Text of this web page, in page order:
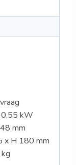
0,55 kW
mm
x H 180 mm